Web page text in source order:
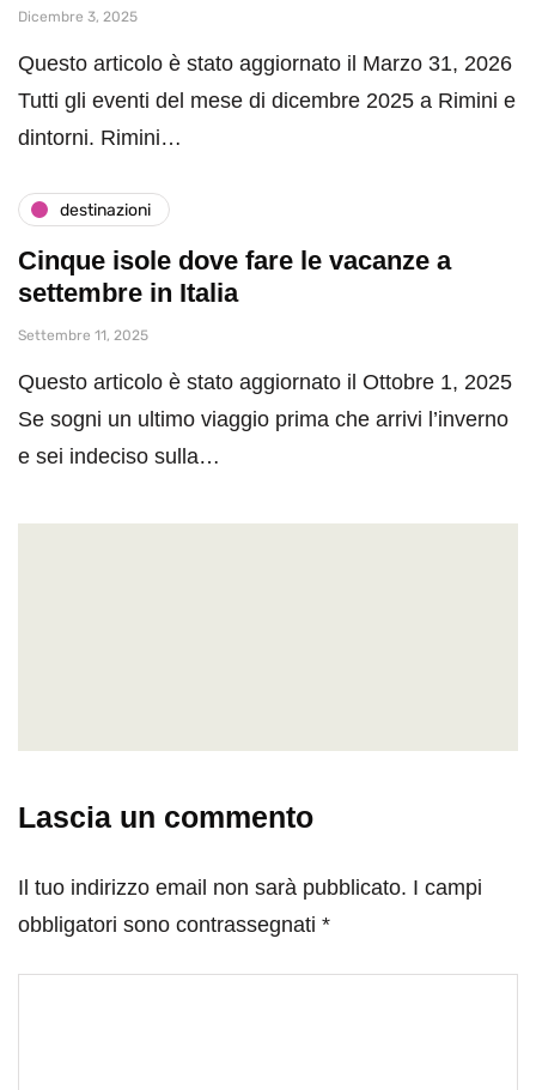
Dicembre 3, 2025
Questo articolo è stato aggiornato il Marzo 31, 2026
Tutti gli eventi del mese di dicembre 2025 a Rimini e
dintorni. Rimini…
destinazioni
Cinque isole dove fare le vacanze a
settembre in Italia
Settembre 11, 2025
Questo articolo è stato aggiornato il Ottobre 1, 2025
Se sogni un ultimo viaggio prima che arrivi l’inverno
e sei indeciso sulla…
Lascia un commento
Il tuo indirizzo email non sarà pubblicato. I campi
obbligatori sono contrassegnati *